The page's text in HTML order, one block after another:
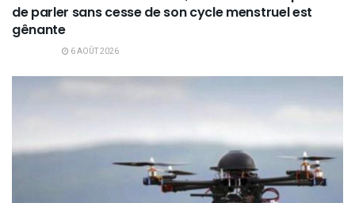
de parler sans cesse de son cycle menstruel est
gênante
6 AOÛT 2026